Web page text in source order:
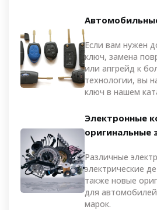
Если вам нужен
ключ, замена
или апгрейд к
технологии, вы
ключ в нашем
Электронные
оригинальные
Различные
электрические
также новые
для
марок.